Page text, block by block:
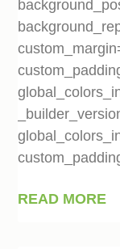
READ MORE